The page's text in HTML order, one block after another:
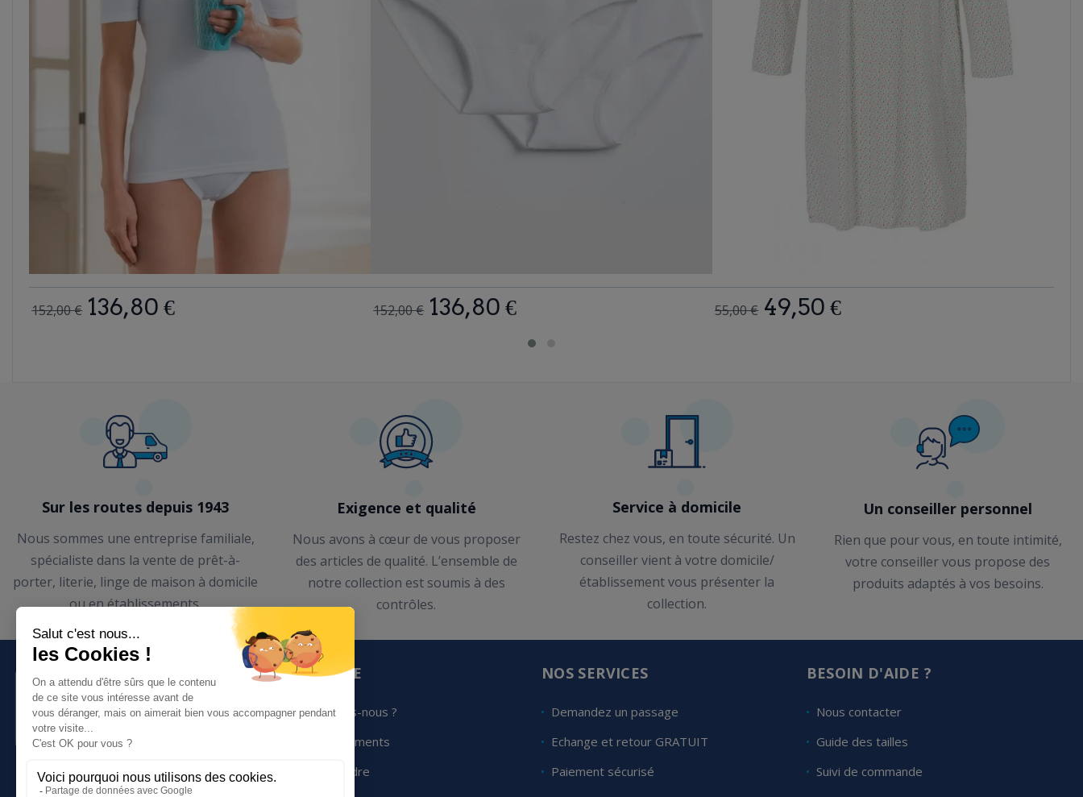
152,00 € 136,80 € 152,00 € 136,80 € 55,00 € 49,50 €
Sur les routes depuis 1943
Nous sommes une entreprise familiale,
spécialiste dans la vente de prêt-à-
porter, literie, linge de maison à domicile
ou en établissements.
Exigence et qualité
Nous avons à cœur de vous proposer
des articles de qualité. L’ensemble de
notre collection est soumis à des
contrôles.
Service à domicile
Restez chez vous, en toute sécurité. Un
conseiller vient à votre domicile/
établissement vous présenter la
collection.
Un conseiller personnel
Rien que pour vous, en toute intimité,
votre conseiller vous propose des
produits adaptés à vos besoins.
LE GROUPE
Qui sommes-nous ?
Nos engagements
Nous rejoindre
NOS SERVICES
Demandez un passage
Echange et retour GRATUIT
Paiement sécurisé
BESOIN D'AIDE ?
Nous contacter
Guide des tailles
Suivi de commande
02 99 14 95 95